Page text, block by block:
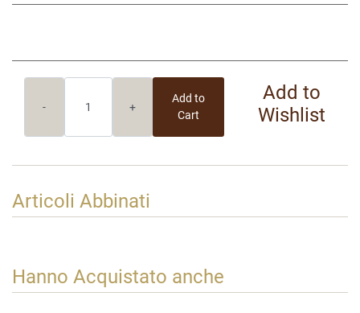
Add to
Cart
Add to
Wishlist
Articoli Abbinati
Hanno Acquistato anche